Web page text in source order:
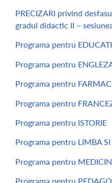
PRECIZARI privind
gradul didactic II –
Programa pentru
Programa pentru
Programa pentru
Programa pentru
Programa pentru ISTORIE
Programa pentru LIMBA
Programa pentru